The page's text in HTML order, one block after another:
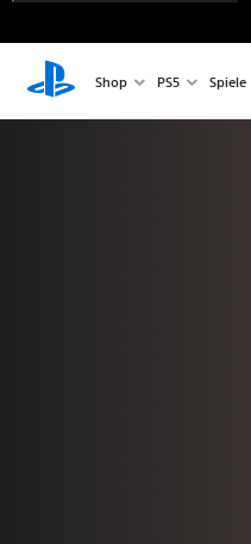
Shop PS5 Spiele